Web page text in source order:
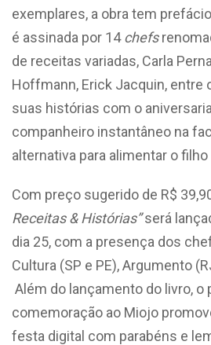
exemplares, a obra tem
é assinada por 14chefs
de receitas variadas, Carla
Hoffmann, Erick Jacquin, entre
suas histórias com o
companheiro instantâneo na
alternativa para alimentar o filho
Com preço sugerido de R$
Receitas & Histórias”será
dia 25, com a presença dos
Cultura (SP e PE), Argumento
Além do lançamento do livro, o
comemoração ao Miojo
festa digital com parabéns e